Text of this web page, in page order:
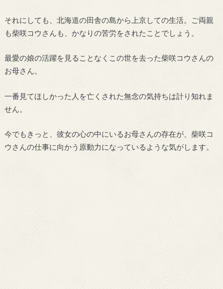
それにしても、北海道の田舎の島から上京しての生活。ご両親
も柴咲コウさんも、かなりの苦労をされたことでしょう。
最愛の娘の活躍を見ることなくこの世を去った柴咲コウさんの
お母さん。
一番見てほしかった人を亡くされた無念の気持ちは計り知れま
せん。
今でもきっと、彼女の心の中にいるお母さんの存在が、柴咲コ
ウさんの仕事に向かう原動力になっているような気がします。